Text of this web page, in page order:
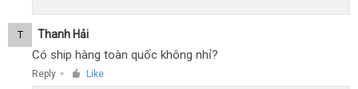
T Thanh Hải
Có ship hàng toàn quốc không nhỉ?
Reply ● Like